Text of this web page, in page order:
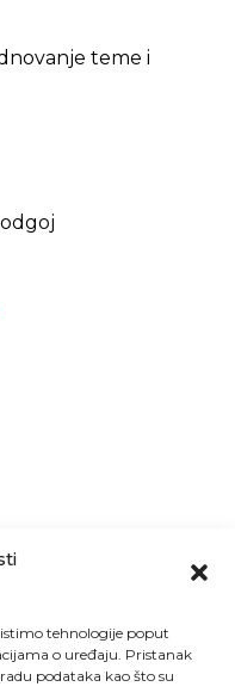
tehnologije poput
o uređaju. Pristanak
podataka kao što su
teme i